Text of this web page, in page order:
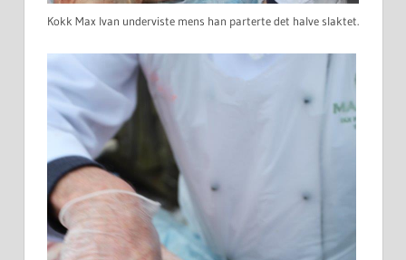
Kokk Max Ivan underviste mens han parterte det halve slaktet.